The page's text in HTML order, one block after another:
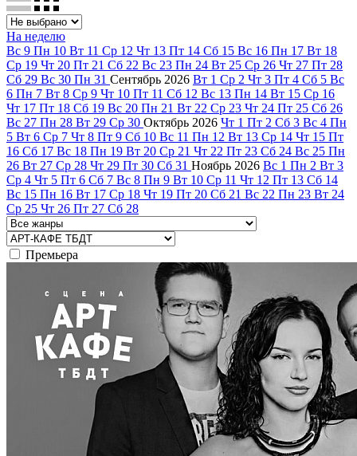
На неделю
Вс 9 Пн 10 Вт 11 Ср 12 Чт 13 Пт 14 Сб 15 Вс 16 Пн 17 Вт 18
Ср 19 Чт 20 Пт 21 Сб 22 Вс 23 Пн 24 Вт 25 Ср 26 Чт 27 Пт 28
Сб 29 Вс 30 Пн 31 Сентябрь 2026 Вт 1 Ср 2 Чт 3 Пт 4 Сб 5 Вс
6 Пн 7 Вт 8 Ср 9 Чт 10 Пт 11 Сб 12 Вс 13 Пн 14 Вт 15 Ср 16
Чт 17 Пт 18 Сб 19 Вс 20 Пн 21 Вт 22 Ср 23 Чт 24 Пт 25 Сб 26
Вс 27 Пн 28 Вт 29 Ср 30 Октябрь 2026 Чт 1 Пт 2 Сб 3 Вс 4 Пн
5 Вт 6 Ср 7 Чт 8 Пт 9 Сб 10 Вс 11 Пн 12 Вт 13 Ср 14 Чт 15 Пт
16 Сб 17 Вс 18 Пн 19 Вт 20 Ср 21 Чт 22 Пт 23 Сб 24 Вс 25 Пн
26 Вт 27 Ср 28 Чт 29 Пт 30 Сб 31 Ноябрь 2026 Вс 1 Пн 2 Вт 3
Ср 4 Чт 5 Пт 6 Сб 7 Вс 8 Пн 9 Вт 10 Ср 11 Чт 12 Пт 13 Сб 14
Вс 15 Пн 16 Вт 17 Ср 18 Чт 19 Пт 20 Сб 21 Вс 22 Пн 23 Вт 24
Ср 25 Чт 26 Пт 27 Сб 28
Премьера